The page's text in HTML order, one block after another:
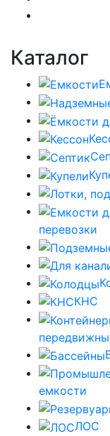
Каталог
перевозки
КНС
емкости
ЛОС